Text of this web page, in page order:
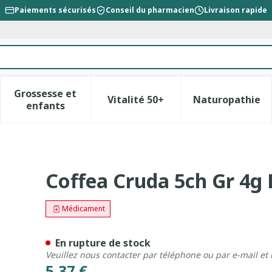
Paiements sécurisés Conseil du pharmacien Livraison rapide
catégorie Beauté, soins et hygiène
sous-menu pour la catégorie Régime, alimentation &
Grossesse et
enfants
Afficher le sous-menu pour la catégorie
Vitalité 50+Afficher le sous-menu pour
Naturopathie
Afficher
Coffea Cruda 5ch Gr 4g
Médicament
En rupture de stock
Veuillez nous contacter par téléphone ou par e-mail